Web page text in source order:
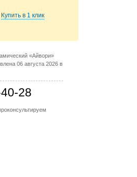
Купить в 1 клик
«Айвори»
06 августа 2026 в
28